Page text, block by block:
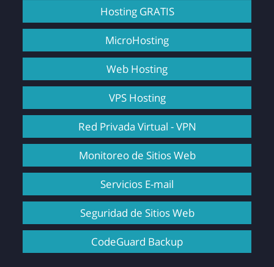
Hosting GRATIS
MicroHosting
Web Hosting
VPS Hosting
Red Privada Virtual - VPN
Monitoreo de Sitios Web
Servicios E-mail
Seguridad de Sitios Web
CodeGuard Backup